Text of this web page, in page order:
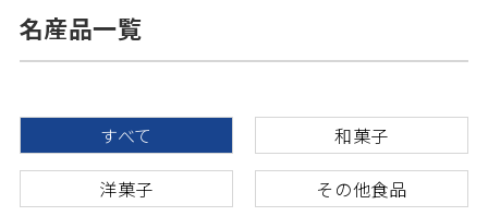
名産品一覧
すべて 和菓子
洋菓子 その他食品